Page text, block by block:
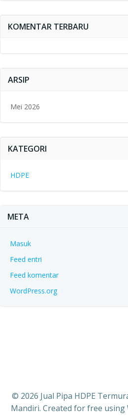
KOMENTAR TERBARU
ARSIP
Mei 2026
KATEGORI
HDPE
META
Masuk
Feed entri
Feed komentar
WordPress.org
© 2026 Jual Pipa HDPE
Mandiri. Created for free using